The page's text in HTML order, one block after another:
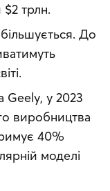
трлн.
До
Geely, у 2023
виробництва
40%
моделі